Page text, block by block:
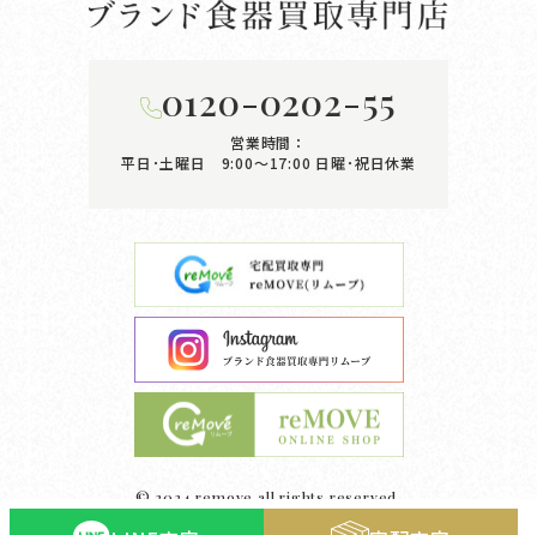
0120-0202-55
営業時間：
平日･土曜日 9:00〜17:00 日曜･祝日休業
© 2024 remove all rights reserved.